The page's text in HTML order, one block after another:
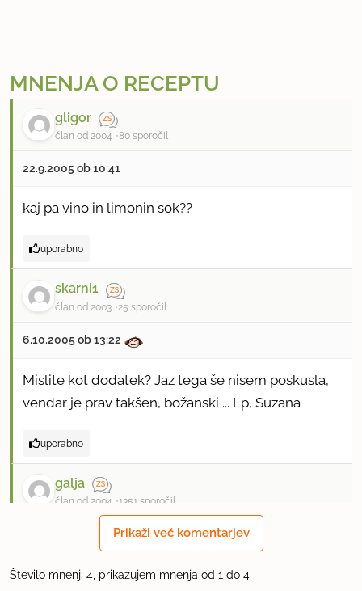
MNENJA O RECEPTU
gligor
član od 2004 80 sporočil
22.9.2005 ob 10:41
kaj pa vino in limonin sok??
uporabno
skarni1
član od 2003 25 sporočil
6.10.2005 ob 13:22
Mislite kot dodatek? Jaz tega še nisem poskusla,
vendar je prav takšen, božanski ... Lp, Suzana
uporabno
galja
član od 2004 1351 sporočil
6.10.2005 ob 18:16
Ceprav ne maram rib iz konzerve, sem pripravila
Prikaži več komentarjev
Število mnenj: 4, prikazujem mnenja od 1 do 4